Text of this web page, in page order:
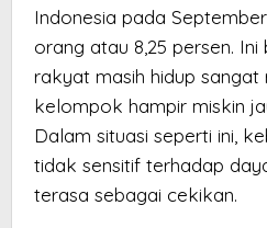
Indonesia pada
orang atau 8,25 persen.
rakyat masih hidup sangat
kelompok hampir miskin
Dalam situasi seperti ini,
tidak sensitif terhadap
terasa sebagai cekikan.